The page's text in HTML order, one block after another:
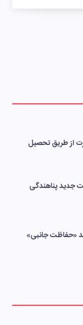
از طریق تحصیل
جدید پناهندگی
۲۰۲۵ دریافت سند «حفاظت جانبی»